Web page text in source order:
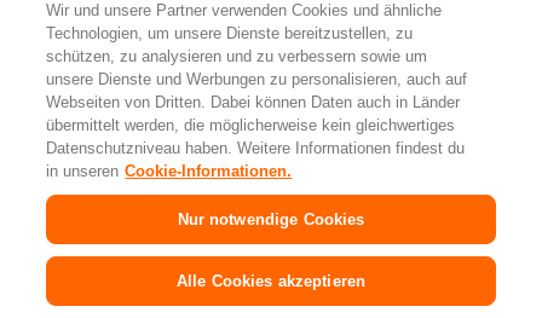
Bleibe mit uns in Kontakt
Facebook
https://twitter.com/migros
https://www.youtube.com/user/
PinterestInstagram
Cookie-Einstellungen
© 2026 Migros-Genossenschafts-Bund
FR IT
Wir und unsere Partner verwenden Cookies und ähnliche
Technologien, um unsere Dienste bereitzustellen, zu
schützen, zu analysieren und zu verbessern sowie um
unsere Dienste und Werbungen zu personalisieren, auch auf
Webseiten von Dritten. Dabei können Daten auch in Länder
übermittelt werden, die möglicherweise kein gleichwertiges
Datenschutzniveau haben. Weitere Informationen findest du
in unseren Cookie-Informationen.
Nur notwendige Cookies
Alle Cookies akzeptieren